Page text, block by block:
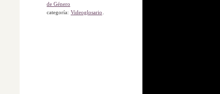
de Género
categoría: Videoglosario